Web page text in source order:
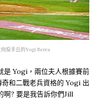
投手丘的Yogi Berra
是 Yogi，兩位夫人根據賽前
和二戰老兵資格的 Yogi 出
啊? 要是我告訴你們Jill